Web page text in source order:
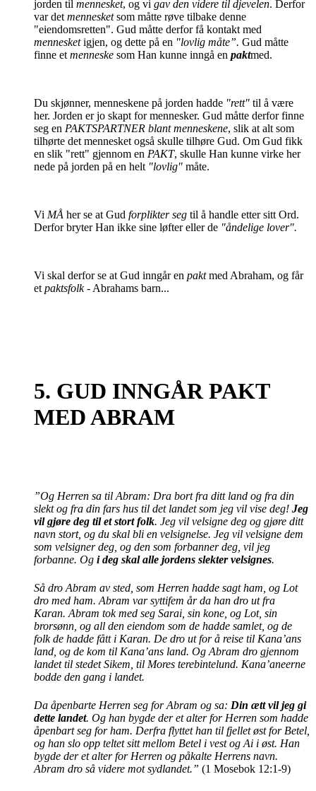
jorden til mennesket, og vi gav den videre til djevelen. Derfor
var det mennesketsom måtte røve tilbake denne
"eiendomsretten". Gud måtte derfor få kontakt med
mennesketigjen, og dette på en "lovlig måte”. Gud måtte
finne et menneske som Han kunne inngå en paktmed.
Du skjønner, menneskene på jorden hadde "rett" til å være
her. Jorden er jo skapt for mennesker. Gud måtte derfor finne
seg en PAKTSPARTNER blant menneskene, slik at alt som
tilhørte det mennesket også skulle tilhøre Gud. Om Gud fikk
en slik "rett" gjennom en PAKT, skulle Han kunne virke her
nede på jorden på en helt "lovlig" måte.
Vi MÅ her se at Gud forplikter seg til å handle etter sitt Ord.
Derfor bryter Han ikke sine løfter eller de "åndelige lover".
Vi skal derfor se at Gud inngår en paktmed Abraham, og får
et paktsfolk- Abrahams barn...
5. GUD INNGÅR PAKT
MED ABRAM
”Og Herren sa til Abram: Dra bort fra ditt land og fra din
slekt og fra din fars hus til det landet som jeg vil vise deg! Jeg
vil gjøre deg til et stort folk. Jeg vil velsigne deg og gjøre ditt
navn stort, og du skal bli en velsignelse. Jeg vil velsigne dem
som velsigner deg, og den som forbanner deg, vil jeg
forbanne. Og i deg skal alle jordens slekter velsignes.
Så dro Abram av sted, som Herren hadde sagt ham, og Lot
dro med ham. Abram var syttifem år da han dro ut fra
Karan. Abram tok med seg Sarai, sin kone, og Lot, sin
brorsønn, og all den eiendom som de hadde samlet, og de
folk de hadde fått i Karan. De dro ut for å reise til Kana’ans
land, og de kom til Kana’ans land. Og Abram dro gjennom
landet til stedet Sikem, til Mores terebintelund. Kana’aneerne
bodde den gang i landet.
Da åpenbarte Herren seg for Abram og sa: Din ætt vil jeg gi
dette landet. Og han bygde der et alter for Herren som hadde
åpenbart seg for ham. Derfra flyttet han til fjellet øst for Betel,
og han slo opp teltet sitt mellom Betel i vest og Ai i øst. Han
bygde der et alter for Herren og påkalte Herrens navn.
Abram dro så videre mot sydlandet.” (1 Mosebok 12:1-9)